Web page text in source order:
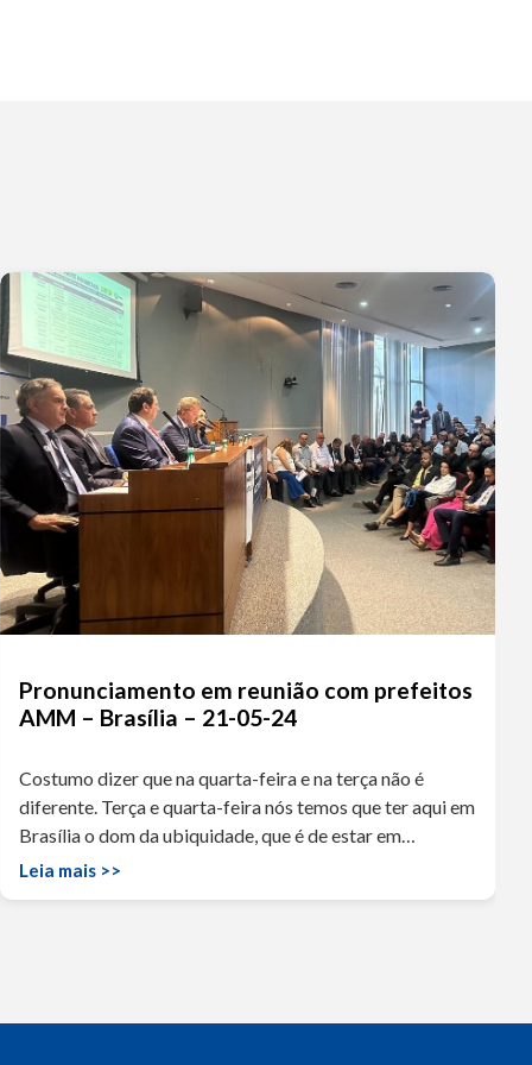
Pronunciamento em reunião com prefeitos
AMM – Brasília – 21-05-24
Costumo dizer que na quarta-feira e na terça não é
diferente. Terça e quarta-feira nós temos que ter aqui em
Brasília o dom da ubiquidade, que é de estar em…
Leia mais >>